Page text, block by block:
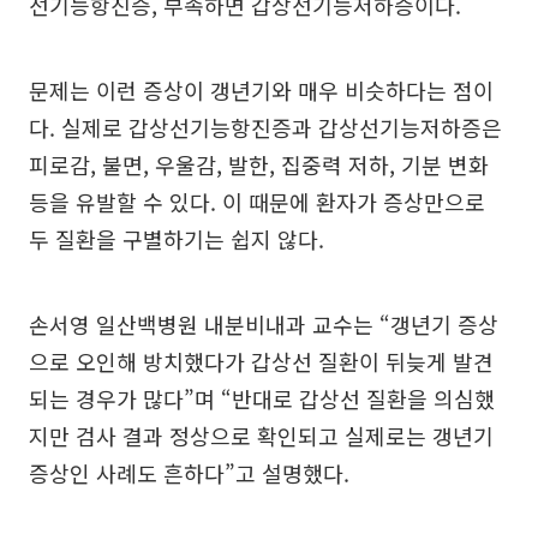
문제는 이런 증상이 갱년기와 매우 비슷하다는 점이
다. 실제로 갑상선기능항진증과 갑상선기능저하증은
피로감, 불면, 우울감, 발한, 집중력 저하, 기분 변화
등을 유발할 수 있다. 이 때문에 환자가 증상만으로
두 질환을 구별하기는 쉽지 않다.
손서영 일산백병원 내분비내과 교수는 “갱년기 증상
으로 오인해 방치했다가 갑상선 질환이 뒤늦게 발견
되는 경우가 많다”며 “반대로 갑상선 질환을 의심했
지만 검사 결과 정상으로 확인되고 실제로는 갱년기
증상인 사례도 흔하다”고 설명했다.